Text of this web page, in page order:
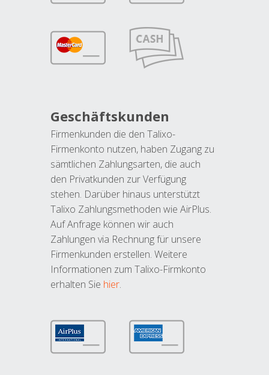
Geschäftskunden
Firmenkunden die den Talixo-
Firmenkonto nutzen, haben Zugang zu
sämtlichen Zahlungsarten, die auch
den Privatkunden zur Verfügung
stehen. Darüber hinaus unterstützt
Talixo Zahlungsmethoden wie AirPlus.
Auf Anfrage können wir auch
Zahlungen via Rechnung für unsere
Firmenkunden erstellen. Weitere
Informationen zum Talixo-Firmkonto
erhalten Sie hier.